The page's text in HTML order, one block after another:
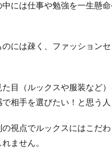
中には仕事や勉強を一生懸
のには疎く、ファッション
目（ルックスや服装など
相手を選びたい！と思う
視点でルックスにはこだ
ません。